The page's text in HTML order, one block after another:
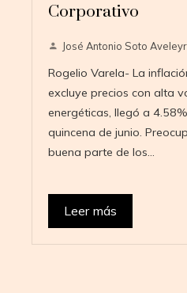
Corporativo
José Antonio Soto
Rogelio Varela- La
excluye precios con alta
energéticas, llegó a
quincena de junio.
buena parte de los…
Leer más